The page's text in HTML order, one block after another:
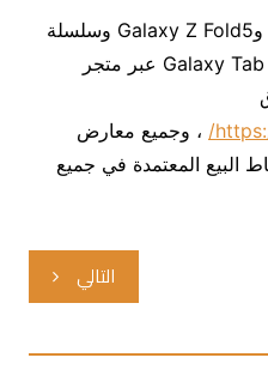
وتتوفر أجهزة Galaxy ZFlip 5 وGalaxy Z Fold5 وسلسلة
Galaxy Watch6 وسلسلة Galaxy Tab S9 عبر متجر
، وجميع معارض
البيع المعتمدة في جميع
التالي